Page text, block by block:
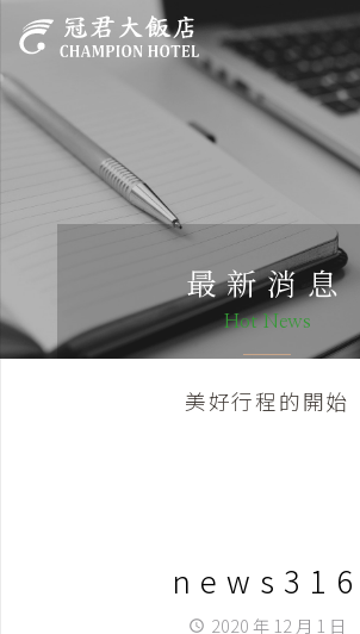
最新消息
Hot News
美好行程的開始
news316
access_time 2020 年 12 月 1 日